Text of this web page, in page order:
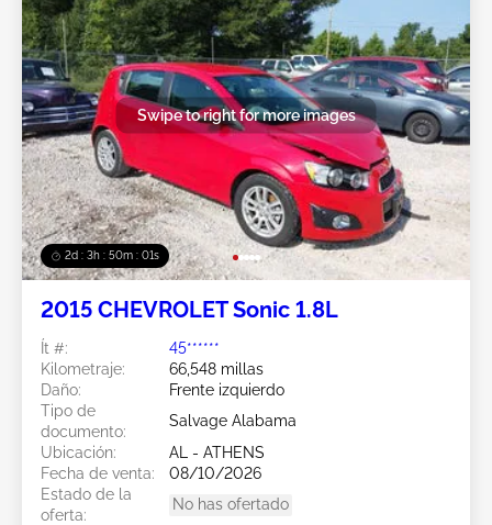
2d : 3h : 49m : 59s
Swipe to right for more images
2015 CHEVROLET Sonic 1.8L
Ít #:
45******
Kilometraje:
66,548 millas
Daño:
Frente izquierdo
Tipo de
documento:
Salvage Alabama
Ubicación:
AL - ATHENS
Fecha de venta:
08/10/2026
Estado de la
oferta:
No has ofertado